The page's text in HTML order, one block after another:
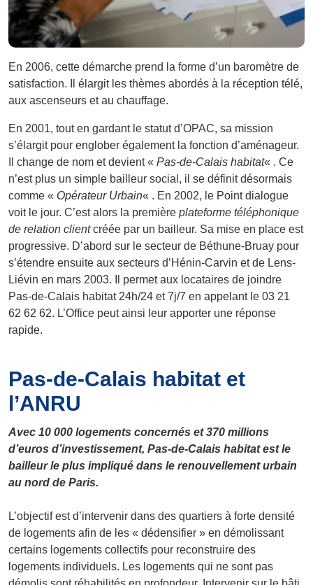
En 2006, cette démarche prend la forme d’un baromètre de
satisfaction. Il élargit les thèmes abordés à la réception télé,
aux ascenseurs et au chauffage.
En 2001, tout en gardant le statut d’OPAC, sa mission
s’élargit pour englober également la fonction d’aménageur.
Il change de nom et devient « Pas-de-Calais habitat« . Ce
n’est plus un simple bailleur social, il se définit désormais
comme « Opérateur Urbain« . En 2002, le Point dialogue
voit le jour. C’est alors la première plateforme téléphonique
de relation clientcréée par un bailleur. Sa mise en place est
progressive. D’abord sur le secteur de Béthune-Bruay pour
s’étendre ensuite aux secteurs d’Hénin-Carvin et de Lens-
Liévin en mars 2003. Il permet aux locataires de joindre
Pas-de-Calais habitat 24h/24 et 7j/7 en appelant le 03 21
62 62 62. L’Office peut ainsi leur apporter une réponse
rapide.
Pas-de-Calais habitat et
l’ANRU
Avec 10 000 logements concernés et 370 millions
d’euros d’investissement, Pas-de-Calais habitat est le
bailleur le plus impliqué dans le renouvellement urbain
au nord de Paris.
L’objectif est d’intervenir dans des quartiers à forte densité
de logements afin de les « dédensifier » en démolissant
certains logements collectifs pour reconstruire des
logements individuels. Les logements qui ne sont pas